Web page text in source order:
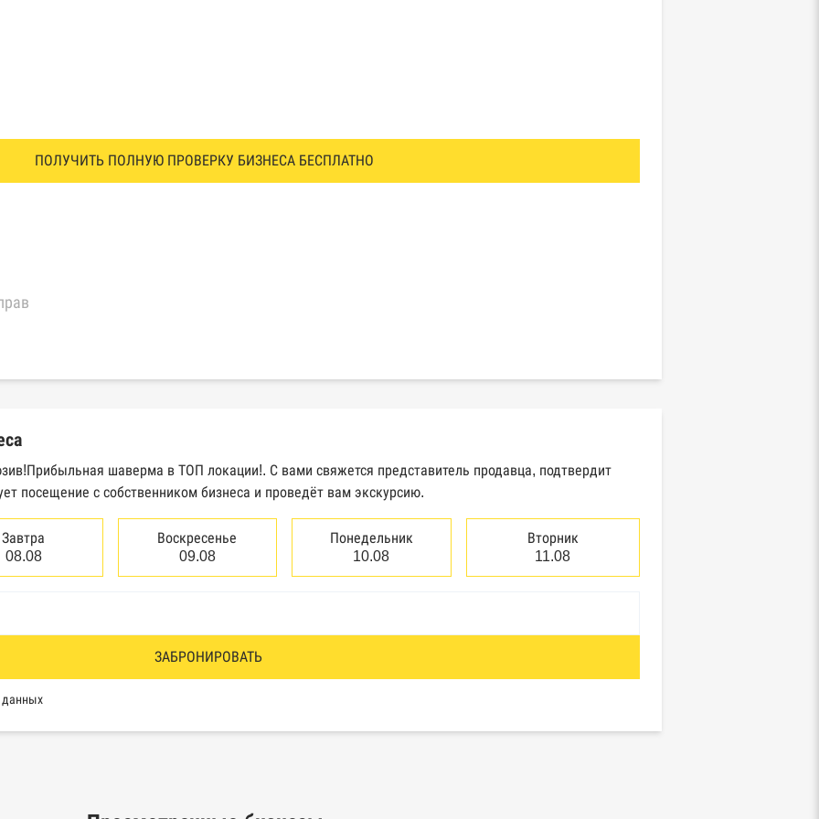
ПОЛУЧИТЬ ПОЛНУЮ ПРОВЕРКУ БИЗНЕСА БЕСПЛАТНО
налоговой службы России
арбитражного суда
о банкротстве юридических лиц
о банкротстве физических лиц
обслуживания Роспатента
Федеральной службы судебных приставов
эмитентами ценных бумаг
Росздравнадзор, Рособрнадзор, Роскомнадзор, Роспотребнадзор, Росприроднадзор,
шаверма в ТОП локации!. С вами свяжется представитель продавца, подтвердит
посещение с собственником бизнеса и проведёт вам экскурсию.
Завтра
08.08
Воскресенье
09.08
Понедельник
10.08
Вторник
11.08
ЗАБРОНИРОВАТЬ
данных